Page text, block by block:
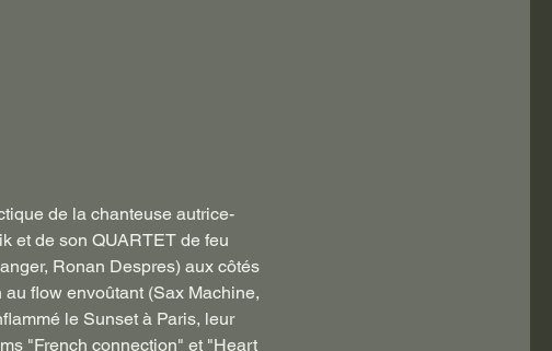
de la chanteuse autrice-
et de son QUARTET de feu
Ronan Despres) aux côtés
flow envoûtant (Sax Machine,
le Sunset à Paris, leur
"French connection" et "Heart